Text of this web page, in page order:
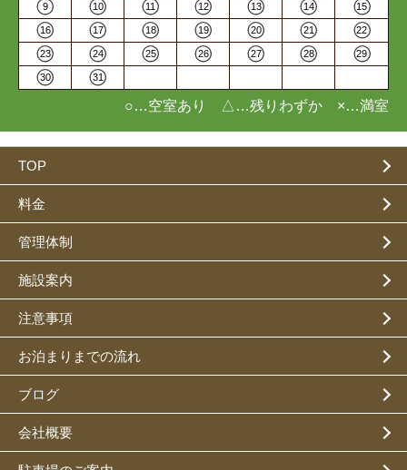
9 10 11 12 13 14 15
16 17 18 19 20 21 22
23 24 25 26 27 28 29
30 31
○…空室あり △…残りわずか ×…満室
TOP
料金
管理体制
施設案内
注意事項
お泊まりまでの流れ
ブログ
会社概要